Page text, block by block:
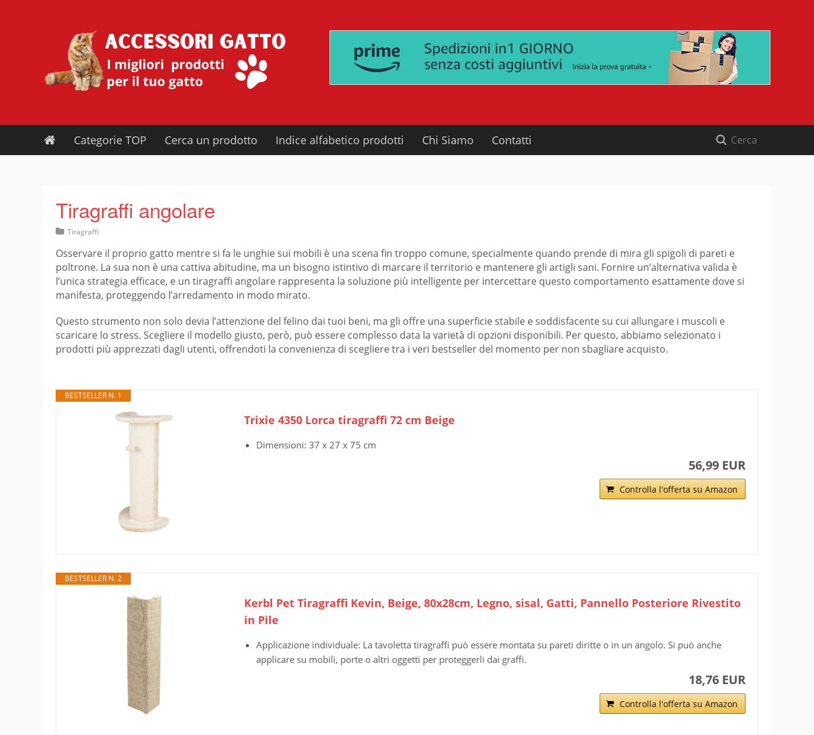
Categorie TOP Cerca un prodotto Indice alfabetico prodotti Chi Siamo Contatti
Tiragraffi angolare
Tiragraffi
Osservare il proprio gatto mentre si fa le unghie sui mobili è una scena fin troppo comune, specialmente quando prende di mira gli spigoli di pareti e
poltrone. La sua non è una cattiva abitudine, ma un bisogno istintivo di marcare il territorio e mantenere gli artigli sani. Fornire un’alternativa valida è
l’unica strategia efficace, e un tiragraffi angolare rappresenta la soluzione più intelligente per intercettare questo comportamento esattamente dove si
manifesta, proteggendo l’arredamento in modo mirato.
Questo strumento non solo devia l’attenzione del felino dai tuoi beni, ma gli offre una superficie stabile e soddisfacente su cui allungare i muscoli e
scaricare lo stress. Scegliere il modello giusto, però, può essere complesso data la varietà di opzioni disponibili. Per questo, abbiamo selezionato i
prodotti più apprezzati dagli utenti, offrendoti la convenienza di scegliere tra i veri bestseller del momento per non sbagliare acquisto.
BESTSELLER N. 1
Trixie 4350 Lorca tiragraffi 72 cm Beige
Dimensioni: 37 x 27 x 75 cm
56,99 EUR
Controlla l'offerta su Amazon
BESTSELLER N. 2
Kerbl Pet Tiragraffi Kevin, Beige, 80x28cm, Legno, sisal, Gatti, Pannello Posteriore Rivestito
in Pile
Applicazione individuale: La tavoletta tiragraffi può essere montata su pareti diritte o in un angolo. Si può anche
applicare su mobili, porte o altri oggetti per proteggerli dai graffi.
18,76 EUR
Controlla l'offerta su Amazon